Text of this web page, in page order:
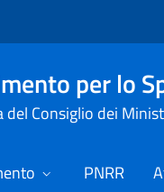
per lo
del Consiglio dei
PNRR